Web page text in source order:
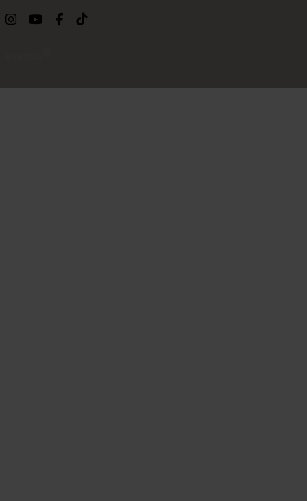
Link a instagram
Link a youtube
Link a facebook
Link a ticktok